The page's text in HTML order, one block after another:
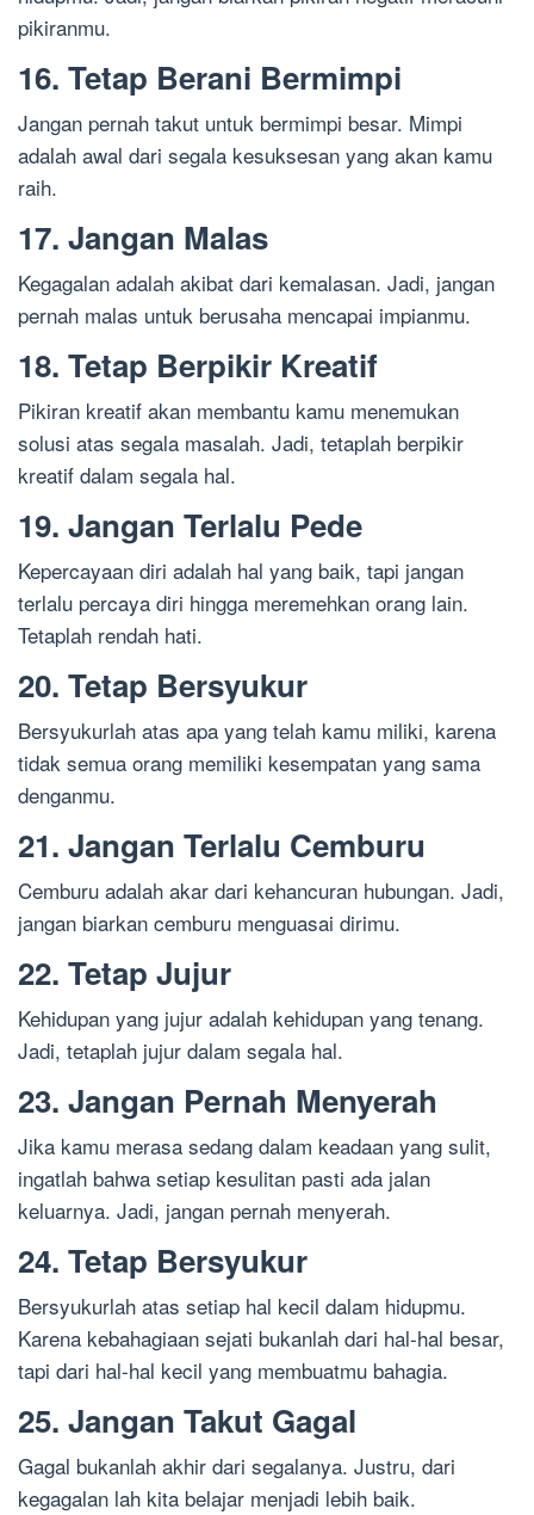
pikiranmu.
16. Tetap Berani Bermimpi
Jangan pernah takut untuk bermimpi besar. Mimpi
adalah awal dari segala kesuksesan yang akan kamu
raih.
17. Jangan Malas
Kegagalan adalah akibat dari kemalasan. Jadi, jangan
pernah malas untuk berusaha mencapai impianmu.
18. Tetap Berpikir Kreatif
Pikiran kreatif akan membantu kamu menemukan
solusi atas segala masalah. Jadi, tetaplah berpikir
kreatif dalam segala hal.
19. Jangan Terlalu Pede
Kepercayaan diri adalah hal yang baik, tapi jangan
terlalu percaya diri hingga meremehkan orang lain.
Tetaplah rendah hati.
20. Tetap Bersyukur
Bersyukurlah atas apa yang telah kamu miliki, karena
tidak semua orang memiliki kesempatan yang sama
denganmu.
21. Jangan Terlalu Cemburu
Cemburu adalah akar dari kehancuran hubungan. Jadi,
jangan biarkan cemburu menguasai dirimu.
22. Tetap Jujur
Kehidupan yang jujur adalah kehidupan yang tenang.
Jadi, tetaplah jujur dalam segala hal.
23. Jangan Pernah Menyerah
Jika kamu merasa sedang dalam keadaan yang sulit,
ingatlah bahwa setiap kesulitan pasti ada jalan
keluarnya. Jadi, jangan pernah menyerah.
24. Tetap Bersyukur
Bersyukurlah atas setiap hal kecil dalam hidupmu.
Karena kebahagiaan sejati bukanlah dari hal-hal besar,
tapi dari hal-hal kecil yang membuatmu bahagia.
25. Jangan Takut Gagal
Gagal bukanlah akhir dari segalanya. Justru, dari
kegagalan lah kita belajar menjadi lebih baik.